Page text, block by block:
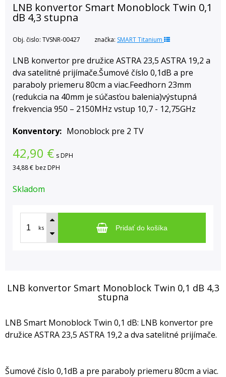
LNB konvertor Smart Monoblock Twin 0,1
dB 4,3 stupna
Obj. čislo: TVSNR-00427 značka: SMART Titanium
LNB konvertor pre družice ASTRA 23,5 ASTRA 19,2 a
dva satelitné prijímače.Šumové číslo 0,1dB a pre
paraboly priemeru 80cm a viac.Feedhorn 23mm
(redukcia na 40mm je súčasťou balenia)výstupná
frekvencia 950 – 2150MHz vstup 10,7 - 12,75GHz
Konventory
Monoblock pre 2 TV
42,90 € s DPH
34,88 € bez DPH
Skladom
ks Pridať do košíka
LNB konvertor Smart Monoblock Twin 0,1 dB 4,3
stupna
LNB Smart Monoblock Twin 0,1 dB: LNB konvertor pre
družice ASTRA 23,5 ASTRA 19,2 a dva satelitné prijímače.
Šumové číslo 0,1dB a pre paraboly priemeru 80cm a viac.